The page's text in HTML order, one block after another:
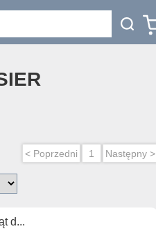
< Poprzedni 1 Następny >
d...